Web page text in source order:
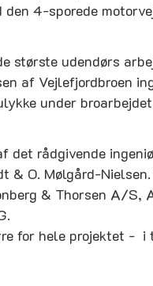
4-sporede
største udendørs
af Vejlefjordbroen
under
det rådgivende
& O. Mølgård-
& Thorsen A/
for hele projektet -